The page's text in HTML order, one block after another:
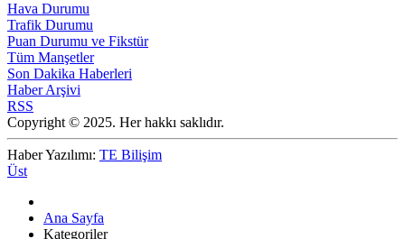
Hava Durumu
Trafik Durumu
Puan Durumu ve Fikstür
Tüm Manşetler
Son Dakika Haberleri
Haber Arşivi
RSS
Copyright © 2025. Her hakkı saklıdır.
Haber Yazılımı: TE Bilişim
Üst
Ana Sayfa
Kategoriler